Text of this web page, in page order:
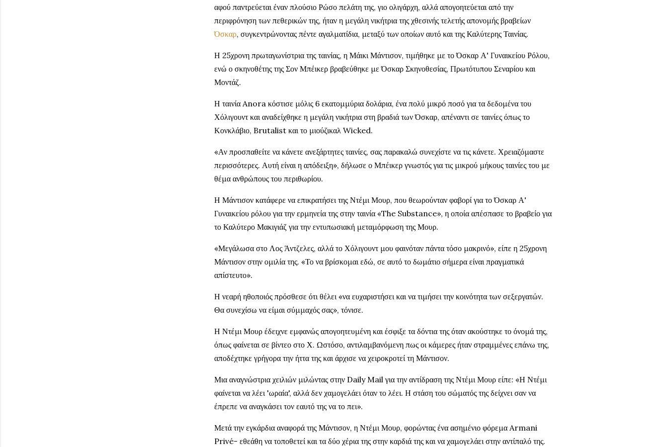
αφού παντρεύεται έναν πλούσιο Ρώσο πελάτη της, γιο ολιγάρχη, αλλά απογοητεύεται από την
περιφρόνηση των πεθερικών της, ήταν η μεγάλη νικήτρια της χθεσινής τελετής απονομής βραβείων
Όσκαρ, συγκεντρώνοντας πέντε αγαλματίδια, μεταξύ των οποίων αυτό και της Καλύτερης Ταινίας.
Η 25χρονη πρωταγωνίστρια της ταινίας, η Μάικι Μάντισον, τιμήθηκε με το Όσκαρ Α' Γυναικείου Ρόλου,
ενώ ο σκηνοθέτης της Σον Μπέικερ βραβεύθηκε με Όσκαρ Σκηνοθεσίας, Πρωτότυπου Σεναρίου και
Μοντάζ.
Η ταινία Anora κόστισε μόλις 6 εκατομμύρια δολάρια, ένα πολύ μικρό ποσό για τα δεδομένα του
Χόλιγουντ και αναδείχθηκε η μεγάλη νικήτρια στη βραδιά των Όσκαρ, απέναντι σε ταινίες όπως το
Κονκλάβιο, Brutalist και το μιούζικαλ Wicked.
«Αν προσπαθείτε να κάνετε ανεξάρτητες ταινίες, σας παρακαλώ συνεχίστε να τις κάνετε. Χρειαζόμαστε
περισσότερες. Αυτή είναι η απόδειξη», δήλωσε ο Μπέικερ γνωστός για τις μικρού μήκους ταινίες του με
θέμα ανθρώπους του περιθωρίου.
Η Μάντισον κατάφερε να επικρατήσει της Ντέμι Μουρ, που θεωρούνταν φαβορί για το Όσκαρ Α'
Γυναικείου ρόλου για την ερμηνεία της στην ταινία «The Substance», η οποία απέσπασε το βραβείο για
το Καλύτερο Μακιγιάζ για την εντυπωσιακή μεταμόρφωση της Μουρ.
«Μεγάλωσα στο Λος Άντζελες, αλλά το Χόλιγουντ μου φαινόταν πάντα τόσο μακρινό», είπε η 25χρονη
Μάντισον στην ομιλία της. «Το να βρίσκομαι εδώ, σε αυτό το δωμάτιο σήμερα είναι πραγματικά
απίστευτο».
Η νεαρή ηθοποιός πρόσθεσε ότι θέλει «να ευχαριστήσει και να τιμήσει την κοινότητα των σεξεργατών.
Θα συνεχίσω να είμαι σύμμαχός σας», τόνισε.
Η Ντέμι Μουρ έδειχνε εμφανώς απογοητευμένη και έσφιξε τα δόντια της όταν ακούστηκε το όνομά της,
όπως φαίνεται σε βίντεο στο Χ. Ωστόσο, αντιλαμβανόμενη πως οι κάμερες ήταν στραμμένες επάνω της,
αποδέχτηκε γρήγορα την ήττα της και άρχισε να χειροκροτεί τη Μάντισον.
Μια αναγνώστρια χειλιών μιλώντας στην Daily Mail για την αντίδραση της Ντέμι Μουρ είπε: «Η Ντέμι
φαίνεται να λέει 'ωραία', αλλά δεν χαμογελάει όταν το λέει. Η στάση του σώματός της δείχνει σαν να
έπρεπε να αναγκάσει τον εαυτό της να το πει».
Μετά την εγκάρδια αναφορά της Μάντισον, η Ντέμι Μουρ, φορώντας ένα ασημένιο φόρεμα Armani
Privé- εθεάθη να τοποθετεί και τα δύο χέρια της στην καρδιά της και να χαμογελάει στην αντίπαλό της.